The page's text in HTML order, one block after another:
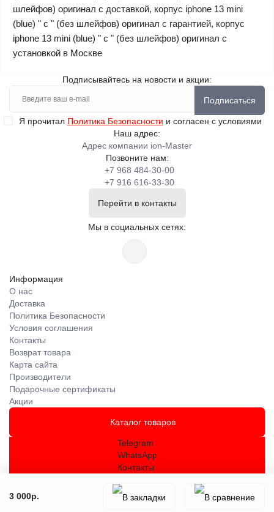
шлейфов) оригинал с доставкой, корпус iphone 13 mini
(blue) " c " (без шлейфов) оригинал с гарантией, корпус
iphone 13 mini (blue) " c " (без шлейфов) оригинал с
установкой в Москве
3 000р.
Подписывайтесь на новости и акции:
Подписаться
Я прочитал Политика Безопасности и согласен с условиями
Наш адрес:
Адрес компании ion-Master
Позвоните нам:
+7 968 484-30-00
+7 916 616-33-30
Перейти в контакты
Мы в социальных сетях:
Информация
О нас
Доставка
Политика Безопасности
Условия соглашения
Контакты
Возврат товара
Карта сайта
Производители
Подарочные сертификаты
Акции
Каталог товаров
Telegram
WhatsApp
Контакты